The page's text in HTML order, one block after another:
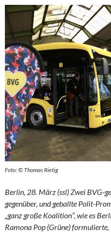
Foto: © Thomas Rietig
Berlin, 28. März (ssl) Zwei BVG-
gegenüber, und geballte Polit-
„ganz große Koalition“, wie es
Ramona Pop (Grüne)